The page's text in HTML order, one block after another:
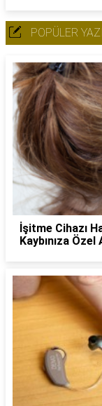
POPÜLER
İşitme Cihazı
Kaybınıza Özel